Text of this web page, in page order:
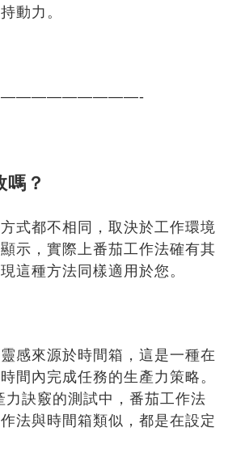
動力。
嗎？
式都不相同，取決於工作環境
示，實際上番茄工作法確有其
這種方法同樣適用於您。
感來源於時間箱，這是一種在
間內完成任務的生產力策略。
訣竅的測試中，番茄工作法
法與時間箱類似，都是在設定